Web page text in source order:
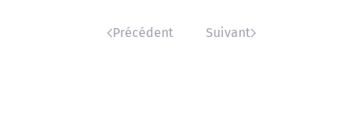
Précédent Suivant